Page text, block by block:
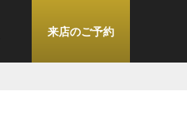
来店のご予約